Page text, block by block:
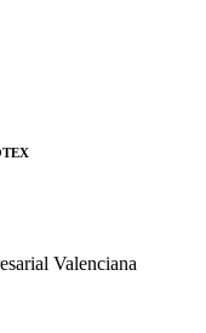
Valenciana